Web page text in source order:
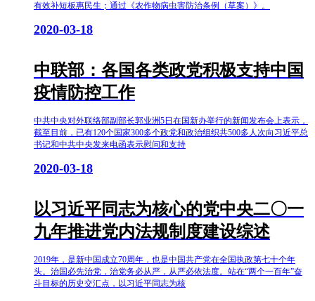
有效补短板惠民生；通过《农作物病虫害防治条例（草案）》。
2020-03-18
中联部：各国各类政党积极支持中国
疫情防控工作
中共中央对外联络部副部长郭业洲5日在国新办举行的新闻发布会上表示，
截至目前，已有120个国家300多个政党和政治组织共500多人次向习近平总
书记和中共中央发来电函表示慰问和支持
2020-03-18
以习近平同志为核心的党中央二〇一
九年推进党内法规制度建设综述
2019年，是新中国成立70周年，也是中国共产党在全国执政第七十个年
头。治国必先治党，治党务必从严，从严必依法度。站在“两个一百年”奋
斗目标的历史交汇点，以习近平同志为核